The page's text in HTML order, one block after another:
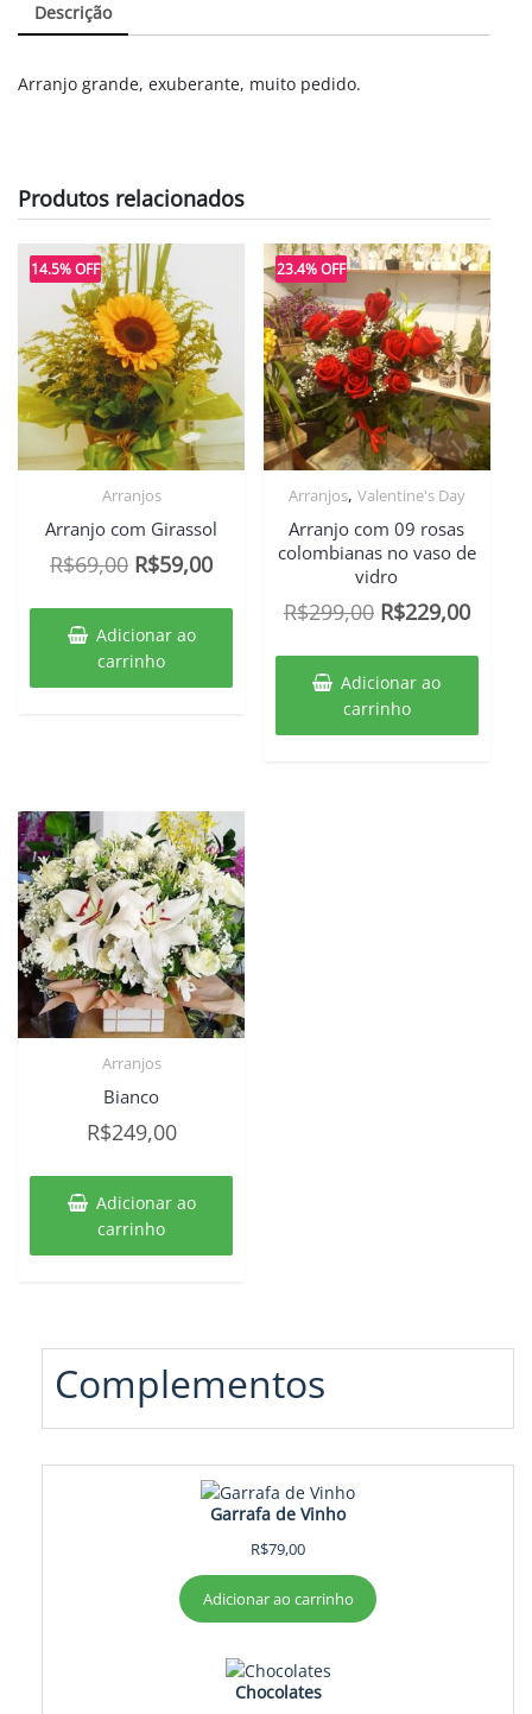
quantity
Descrição
Arranjo grande, exuberante, muito pedido.
Produtos relacionados
14.5% OFF
Arranjos
Arranjo com Girassol
R$69,00 O
original
era:
R$69,00.
R$59,00O
R$59,00.
Adicionar ao
carrinho
23.4% OFF
Arranjos, Valentine's Day
Arranjo com 09 rosas
colombianas no vaso de
vidro
R$299,00 O
original
era:
R$299,00.
R$229,00O
Adicionar ao
carrinho
Arranjos
Bianco
R$249,00
Adicionar ao
carrinho
Complementos
Garrafa de Vinho
R$79,00
Adicionar ao carrinho
Chocolates